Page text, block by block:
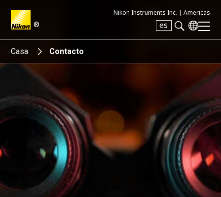
®
Nikon Instruments Inc. | Americas
es
Search keyword(s)
Casa Contacto